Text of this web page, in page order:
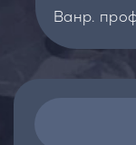
Ванр.